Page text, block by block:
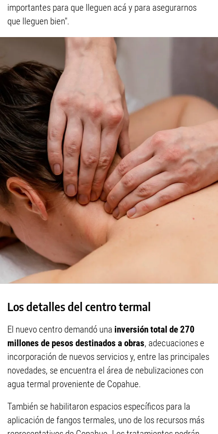
importantes para que lleguen acá y para asegurarnos
que lleguen bien".
Los detalles del centro termal
El nuevo centro demandó una inversión total de 270
millones de pesos destinados a obras, adecuaciones e
incorporación de nuevos servicios y, entre las principales
novedades, se encuentra el área de nebulizaciones con
agua termal proveniente de Copahue.
También se habilitaron espacios específicos para la
aplicación de fangos termales, uno de los recursos más